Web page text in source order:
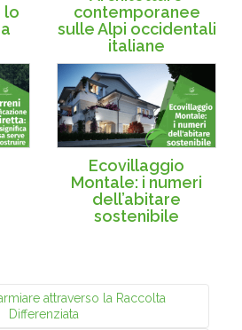
lo
contemporanee
sulle Alpi occidentali
italiane
Ecovillaggio
Montale: i numeri
dell’abitare
sostenibile
attraverso la Raccolta
Differenziata